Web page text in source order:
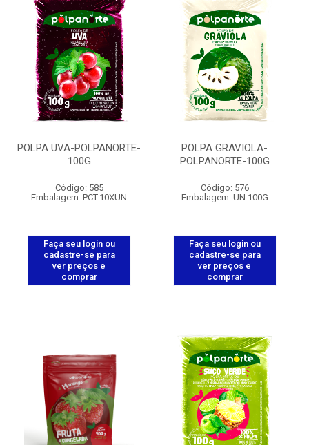
POLPA UVA-POLPANORTE-
100G
Código: 585
Embalagem: PCT.10XUN
Faça seu login ou
cadastre-se para
ver preços e
comprar
POLPA GRAVIOLA-
POLPANORTE-100G
Código: 576
Embalagem: UN.100G
Faça seu login ou
cadastre-se para
ver preços e
comprar